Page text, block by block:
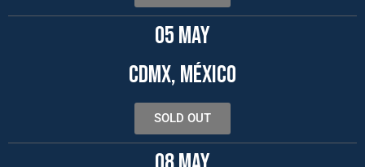
05 MAY
CDMX, MÉXICO
SOLD OUT